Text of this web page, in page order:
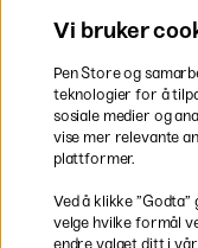
Vi bruker
Pen Store og
teknologier for å
sosiale medier og
vise mer relevante
plattformer.
Ved å klikke
velge hvilke formål
endre valget ditt i